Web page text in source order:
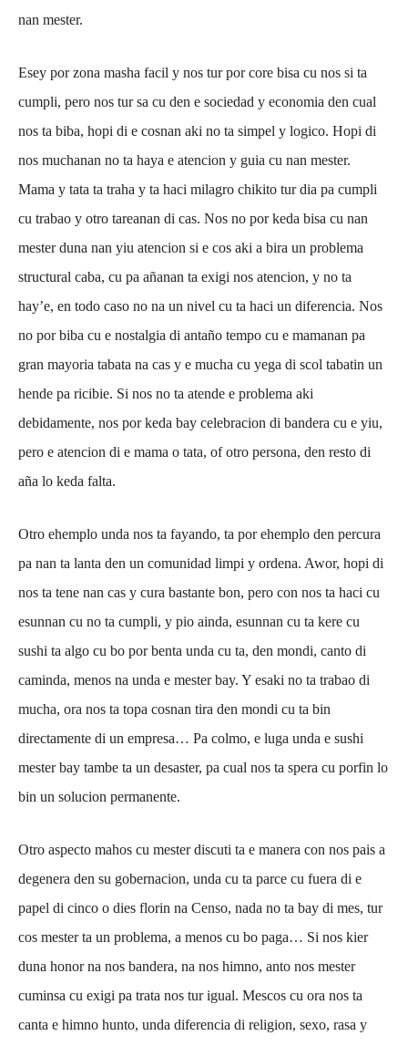
nan mester.
Esey por zona masha facil y nos tur por core bisa cu nos si ta
cumpli, pero nos tur sa cu den e sociedad y economia den cual
nos ta biba, hopi di e cosnan aki no ta simpel y logico. Hopi di
nos muchanan no ta haya e atencion y guia cu nan mester.
Mama y tata ta traha y ta haci milagro chikito tur dia pa cumpli
cu trabao y otro tareanan di cas. Nos no por keda bisa cu nan
mester duna nan yiu atencion si e cos aki a bira un problema
structural caba, cu pa añanan ta exigi nos atencion, y no ta
hay’e, en todo caso no na un nivel cu ta haci un diferencia. Nos
no por biba cu e nostalgia di antaño tempo cu e mamanan pa
gran mayoria tabata na cas y e mucha cu yega di scol tabatin un
hende pa ricibie. Si nos no ta atende e problema aki
debidamente, nos por keda bay celebracion di bandera cu e yiu,
pero e atencion di e mama o tata, of otro persona, den resto di
aña lo keda falta.
Otro ehemplo unda nos ta fayando, ta por ehemplo den percura
pa nan ta lanta den un comunidad limpi y ordena. Awor, hopi di
nos ta tene nan cas y cura bastante bon, pero con nos ta haci cu
esunnan cu no ta cumpli, y pio ainda, esunnan cu ta kere cu
sushi ta algo cu bo por benta unda cu ta, den mondi, canto di
caminda, menos na unda e mester bay. Y esaki no ta trabao di
mucha, ora nos ta topa cosnan tira den mondi cu ta bin
directamente di un empresa… Pa colmo, e luga unda e sushi
mester bay tambe ta un desaster, pa cual nos ta spera cu porfin lo
bin un solucion permanente.
Otro aspecto mahos cu mester discuti ta e manera con nos pais a
degenera den su gobernacion, unda cu ta parce cu fuera di e
papel di cinco o dies florin na Censo, nada no ta bay di mes, tur
cos mester ta un problema, a menos cu bo paga… Si nos kier
duna honor na nos bandera, na nos himno, anto nos mester
cuminsa cu exigi pa trata nos tur igual. Mescos cu ora nos ta
canta e himno hunto, unda diferencia di religion, sexo, rasa y